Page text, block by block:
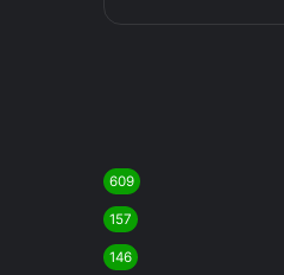
609
157
146